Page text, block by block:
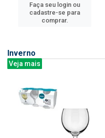
Faça seu login ou
cadastre-se para
comprar.
Inverno
Veja mais